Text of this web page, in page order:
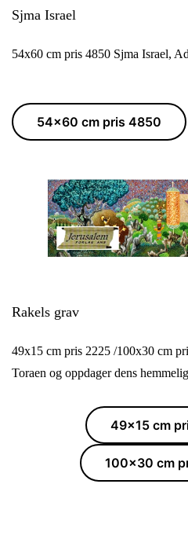
Sjma Israel
54x60 cm pris 4850 Sjma Israel,
54x60 cm pris 4850
Rakels grav
49x15 cm pris 2225 /100x30 cm
Toraen og oppdager dens
49x15 cm
100x30 cm